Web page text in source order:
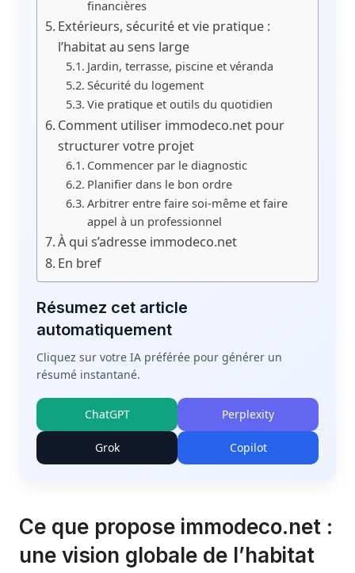
financières
Extérieurs, sécurité et vie pratique :
l’habitat au sens large
Jardin, terrasse, piscine et véranda
Sécurité du logement
Vie pratique et outils du quotidien
Comment utiliser immodeco.net pour
structurer votre projet
Commencer par le diagnostic
Planifier dans le bon ordre
Arbitrer entre faire soi-même et faire
appel à un professionnel
À qui s’adresse immodeco.net
En bref
Résumez cet article
automatiquement
Cliquez sur votre IA préférée pour générer un
résumé instantané.
ChatGPT Perplexity
Grok Copilot
Ce que propose immodeco.net :
une vision globale de l’habitat